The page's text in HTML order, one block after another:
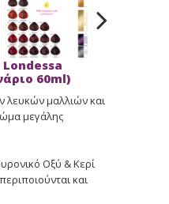
60ml)
λευκών μαλλιών και
μεγάλης
Οξύ & Κερί
και